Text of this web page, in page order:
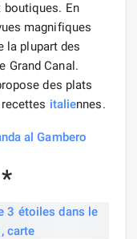
boutiques. En
magnifiques
la plupart des
Grand Canal.
des plats
italiennes.
al Gambero